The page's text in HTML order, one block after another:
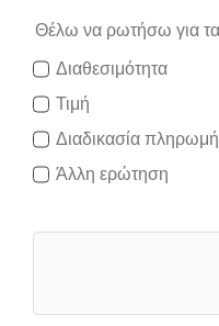
Θέλω να ρωτήσω για
Διαθεσιμότητα
Τιμή
Διαδικασία
Άλλη ερώτηση